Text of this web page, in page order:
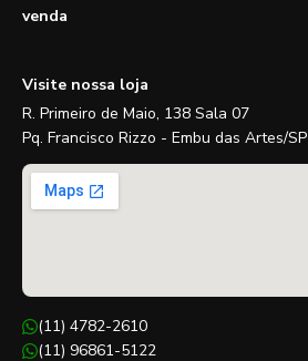
venda
Visite nossa loja
R. Primeiro de Maio, 138 Sala 07
Pq. Francisco Rizzo - Embu das Artes/SP
(11) 4782-2610
(11) 96861-5122